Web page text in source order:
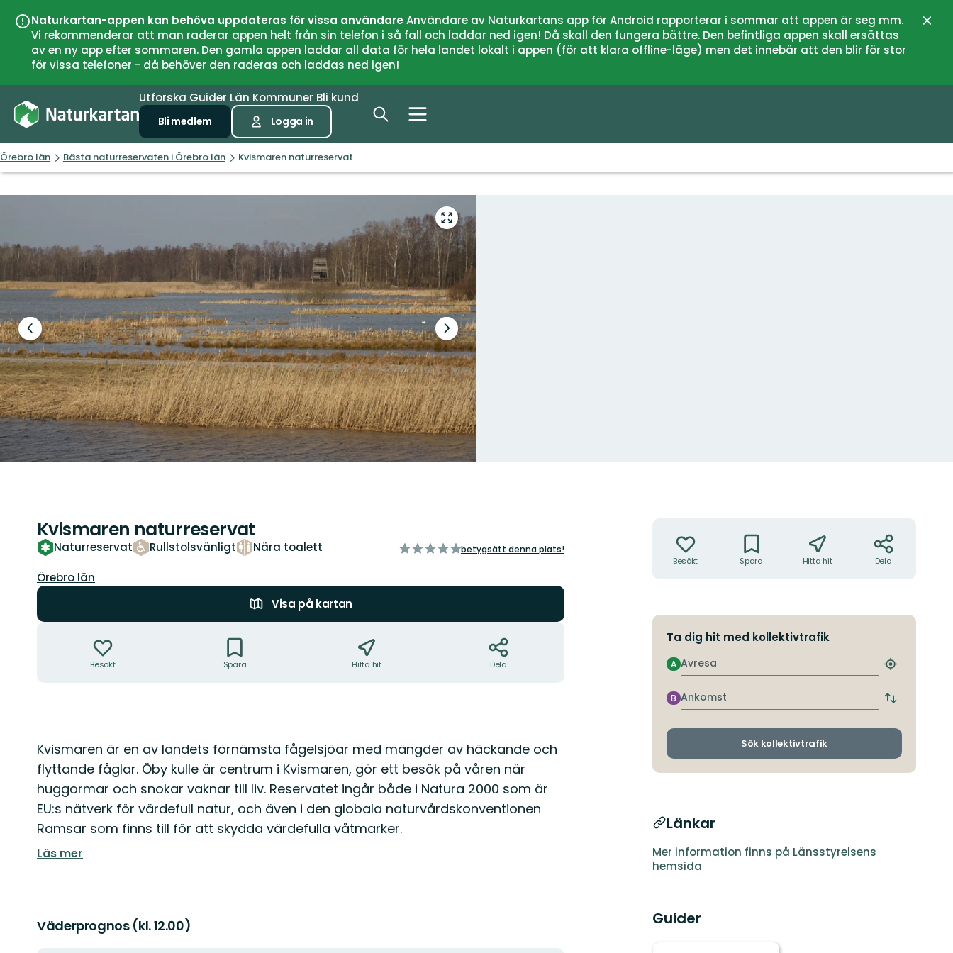
Naturkartan-appen kan behöva uppdateras för vissa användareAnvändare av Naturkartans app för Android rapporterar i sommar att appen är seg mm.
Vi rekommenderar att man raderar appen helt från sin telefon i så fall och laddar ned igen! Då skall den fungera bättre. Den befintliga appen skall ersättas
av en ny app efter sommaren. Den gamla appen laddar all data för hela landet lokalt i appen (för att klara offline-läge) men det innebär att den blir för stor
för vissa telefoner - då behöver den raderas och laddas ned igen!
Utforska Guider Län Kommuner Bli kund
Bli medlem Logga in
Örebro län Bästa naturreservaten i Örebro län Kvismaren naturreservat
Gå
till
helskärmsläge
Föregående
bild
Nästa
bildspel
Kvismaren naturreservat
Naturreservat Rullstolsvänligt Nära toalett
av
betygsätt denna plats!
Län:
Örebro län
Visa på kartan
Besökt Spara Hitta hit Dela
Beskrivning
Kvismaren är en av landets förnämsta fågelsjöar med mängder av häckande och
flyttande fåglar. Öby kulle är centrum i Kvismaren, gör ett besök på våren när
huggormar och snokar vaknar till liv. Reservatet ingår både i Natura 2000 som är
EU:s nätverk för värdefull natur, och även i den globala naturvårdskonventionen
Ramsar som finns till för att skydda värdefulla våtmarker.
Läs mer
Väderprognos (kl. 12.00)
Besökt Spara Hitta hit Dela
Ta dig hit med kollektivtrafik
Avresa
A
Hitta
hållplats
Ankomst
B
Byt
och
Sök kollektivtrafik
Länkar
Mer information finns på Länsstyrelsens
hemsida
Guider